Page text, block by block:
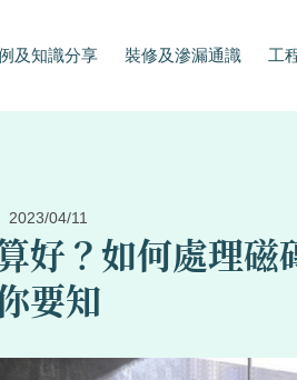
及知識分享 裝修及滲漏通識 工
2023/04/11
好？如何處理磁
要知